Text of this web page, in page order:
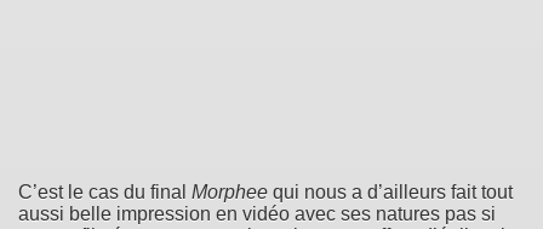
C’est le cas du final Morphee qui nous a d’ailleurs fait tout
aussi belle impression en vidéo avec ses natures pas si